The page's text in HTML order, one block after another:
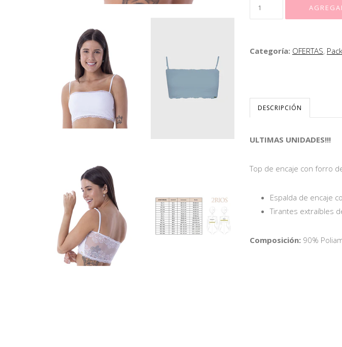
Categoría: OFERTAS, Pack
DESCRIPCIÓN
ULTIMAS UNIDADES!!!
Top de encaje con forro
Espalda de encaje
Tirantes extraíbles
Composición: 90%